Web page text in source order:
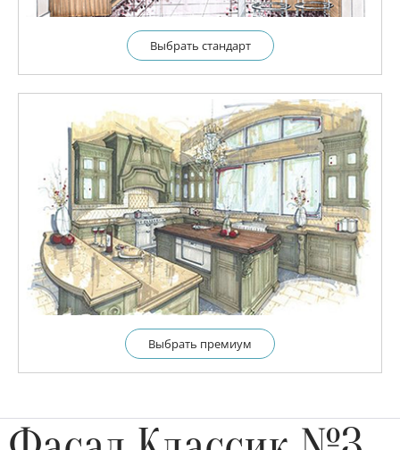
Выбрать cтандарт
Выбрать премиум